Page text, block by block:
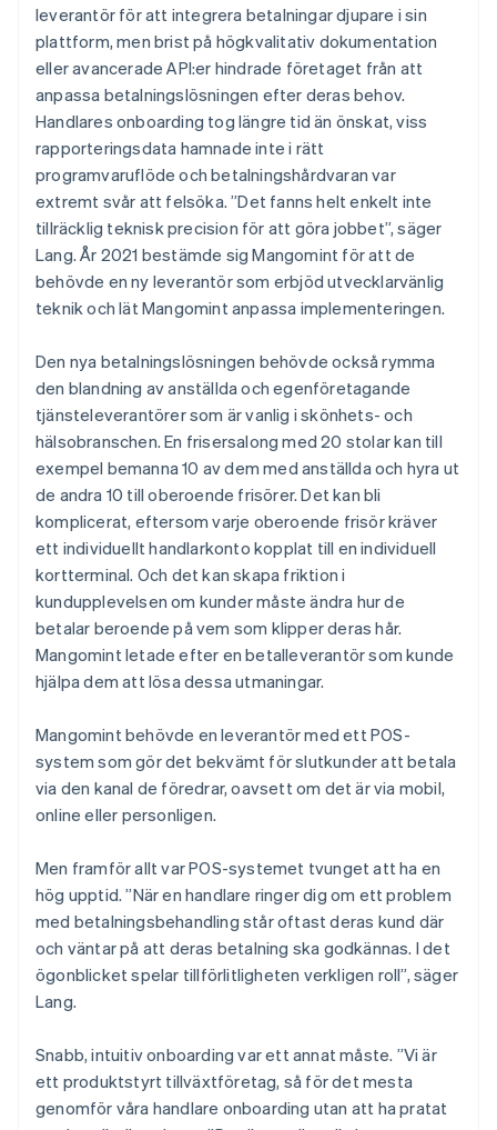
leverantör för att integrera betalningar djupare i sin
plattform, men brist på högkvalitativ dokumentation
eller avancerade API:er hindrade företaget från att
anpassa betalningslösningen efter deras behov.
Handlares onboarding tog längre tid än önskat, viss
rapporteringsdata hamnade inte i rätt
programvaruflöde och betalningshårdvaran var
extremt svår att felsöka. ”Det fanns helt enkelt inte
tillräcklig teknisk precision för att göra jobbet”, säger
Lang. År 2021 bestämde sig Mangomint för att de
behövde en ny leverantör som erbjöd utvecklarvänlig
teknik och lät Mangomint anpassa implementeringen.
Den nya betalningslösningen behövde också rymma
den blandning av anställda och egenföretagande
tjänsteleverantörer som är vanlig i skönhets- och
hälsobranschen. En frisersalong med 20 stolar kan till
exempel bemanna 10 av dem med anställda och hyra ut
de andra 10 till oberoende frisörer. Det kan bli
komplicerat, eftersom varje oberoende frisör kräver
ett individuellt handlarkonto kopplat till en individuell
kortterminal. Och det kan skapa friktion i
kundupplevelsen om kunder måste ändra hur de
betalar beroende på vem som klipper deras hår.
Mangomint letade efter en betalleverantör som kunde
hjälpa dem att lösa dessa utmaningar.
Mangomint behövde en leverantör med ett POS-
system som gör det bekvämt för slutkunder att betala
via den kanal de föredrar, oavsett om det är via mobil,
online eller personligen.
Men framför allt var POS-systemet tvunget att ha en
hög upptid. ”När en handlare ringer dig om ett problem
med betalningsbehandling står oftast deras kund där
och väntar på att deras betalning ska godkännas. I det
ögonblicket spelar tillförlitligheten verkligen roll”, säger
Lang.
Snabb, intuitiv onboarding var ett annat måste. ”Vi är
ett produktstyrt tillväxtföretag, så för det mesta
genomför våra handlare onboarding utan att ha pratat